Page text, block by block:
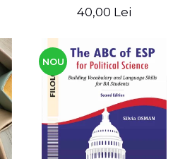
40,00 Lei
NOU